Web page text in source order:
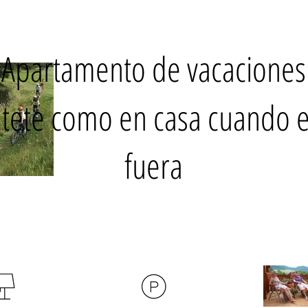
Apartamento de vacaciones
como en casa cuando
fuera